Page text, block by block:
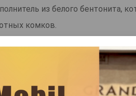
из белого бентонита,
комков.
неприятные запахи,
атмосферу, не раздражая
и минимизирует разнос
и подходит для всех